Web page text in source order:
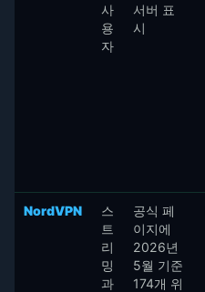
사
용
자
서버 표
시
NordVPN
스
트
리
밍
과
공식 페
이지에
2026년
5월 기준
174개 위